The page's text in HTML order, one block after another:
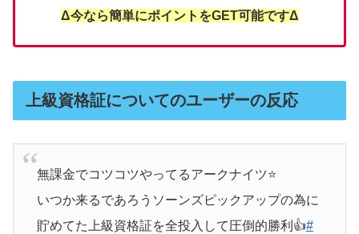
Δ今なら簡単にポイントをGET可能ですΔ
上級資格証についてのユーザーの反応
無課金でコツコツやってるアークナイツ⭐️
いつか来るであろうソーンズピックアップの為に
貯めてた上級資格証を全投入して圧倒的勝利👍#